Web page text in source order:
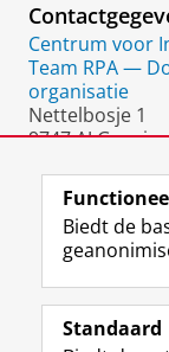
Centrum voor
Team RPA —
organisatie
Nettelbosje 1
9747 AJ
Biedt de
Standaard